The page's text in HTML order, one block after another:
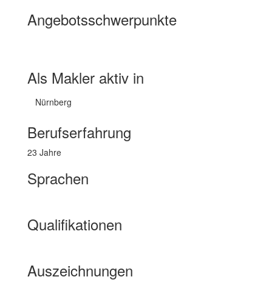
Angebotsschwerpunkte
Als Makler aktiv in
Nürnberg
Berufserfahrung
23 Jahre
Sprachen
Qualifikationen
Auszeichnungen